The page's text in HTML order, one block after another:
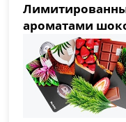
ароматами